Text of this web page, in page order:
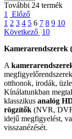
További 24 termék
1
Előző
1 2 3 4 5 6 7 8 9 10
Következő 10
Kamerarendszerek
A
otthonok, irodák,
Kínálatunkban
klasszikus analóg
rögzítők (NVR,
idejű megfigyelést,
visszanézését.